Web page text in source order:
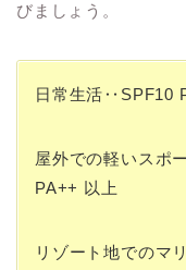
びましょう。
日常生活‥SPF10
屋外での軽いスポ
PA++ 以上
リゾート地でのマ